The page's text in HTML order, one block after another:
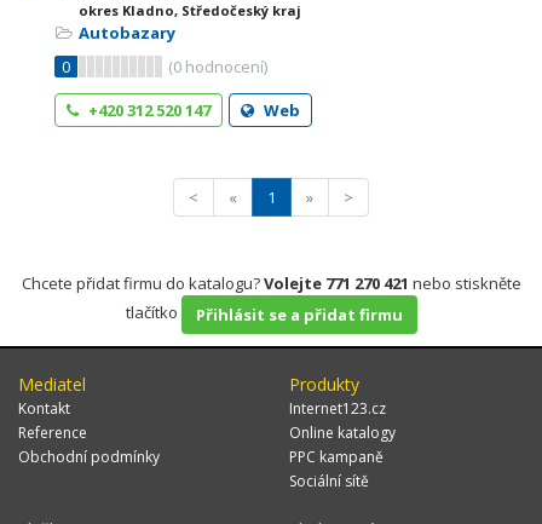
okres Kladno, Středočeský kraj
Autobazary
0
(0 hodnocení)
+420 312 520 147
Web
< « 1 » >
Chcete přidat firmu do katalogu?Volejte 771 270 421 nebo stiskněte
tlačítko
Přihlásit se a přidat firmu
Mediatel
Kontakt
Reference
Obchodní podmínky
Produkty
Internet123.cz
Online katalogy
PPC kampaně
Sociální sítě